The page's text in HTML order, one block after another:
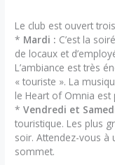
Le club est ouvert
* Mardi : C’est la
de locaux et
L’ambiance est très
« touriste ». La
le Heart of Omnia est
*Vendredi et
touristique. Les plus
soir. Attendez-vous à
sommet.